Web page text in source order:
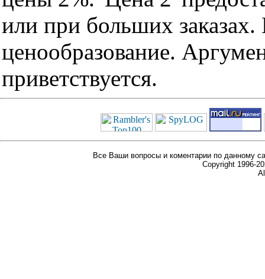
или при больших
ценообразование.
приветствуется.
Все Ваши вопросы и коментарии по данному
Copyright 1996-